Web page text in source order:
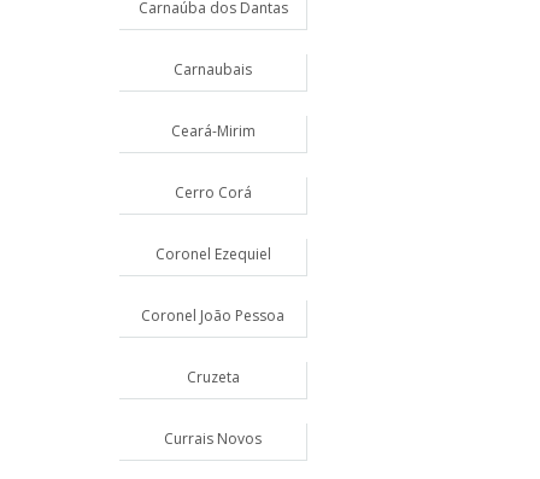
Carnaúba dos Dantas
Carnaubais
Ceará-Mirim
Cerro Corá
Coronel Ezequiel
Coronel João Pessoa
Cruzeta
Currais Novos